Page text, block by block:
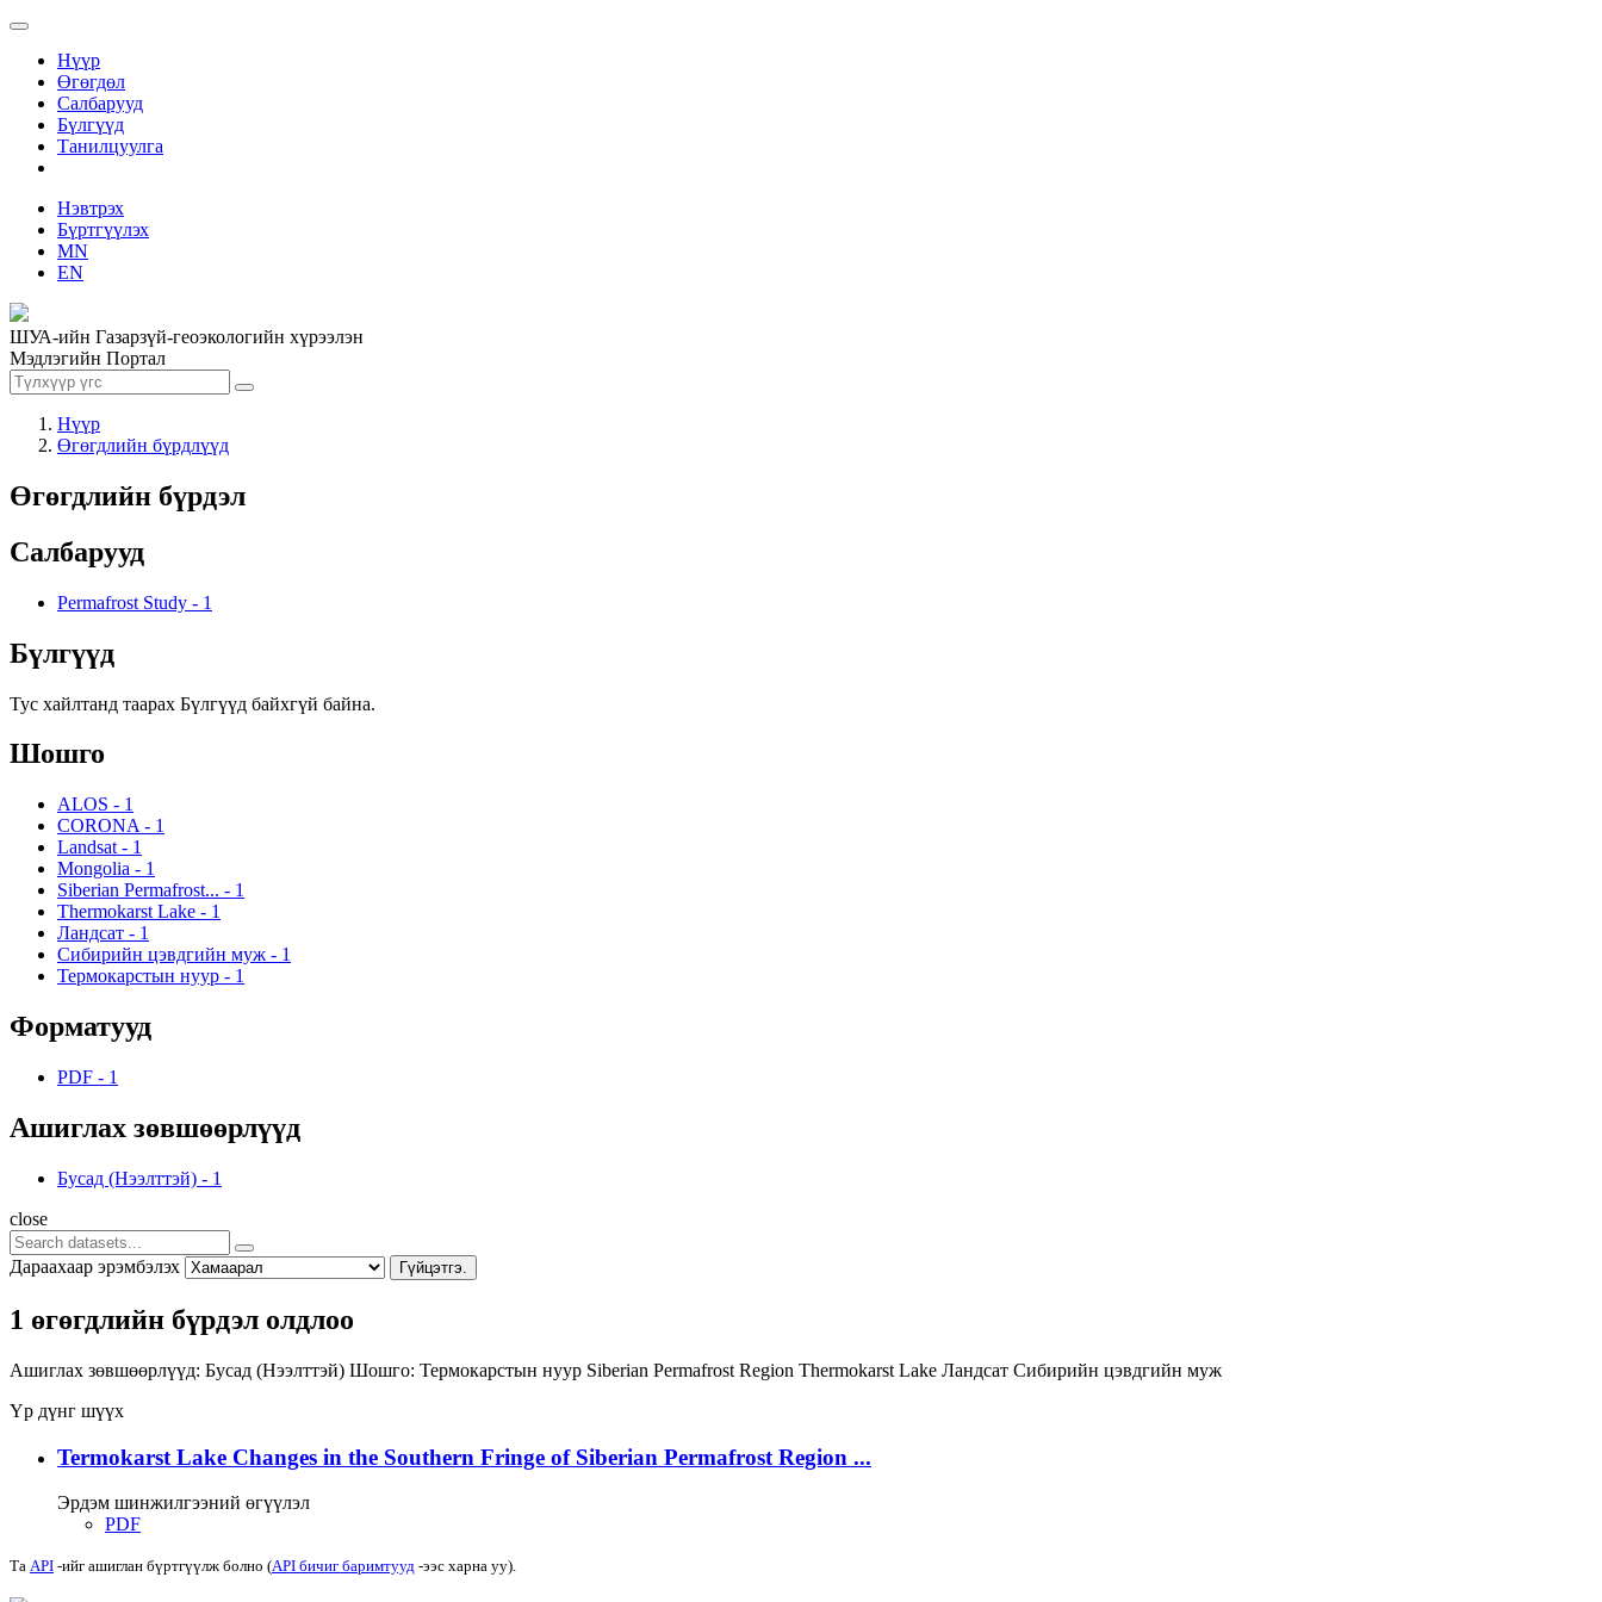
Нүүр
Өгөгдөл
Салбарууд
Бүлгүүд
Танилцуулга
Нэвтрэх
Бүртгүүлэх
MN
EN
ШУА-ийн Газарзүй-геоэкологийн хүрээлэн
Мэдлэгийн Портал
Нүүр
Өгөгдлийн бүрдлүүд
Өгөгдлийн бүрдэл
Салбарууд
Permafrost Study - 1
Бүлгүүд
Тус хайлтанд таарах Бүлгүүд байхгүй байна.
Шошго
ALOS - 1
CORONA - 1
Landsat - 1
Mongolia - 1
Siberian Permafrost... - 1
Thermokarst Lake - 1
Ландсат - 1
Сибирийн цэвдгийн муж - 1
Термокарстын нуур - 1
Форматууд
PDF - 1
Ашиглах зөвшөөрлүүд
Бусад (Нээлттэй) - 1
close
Дараахаар эрэмбэлэх Гүйцэтгэ.
1 өгөгдлийн бүрдэл олдлоо
Ашиглах зөвшөөрлүүд: Бусад (Нээлттэй) Шошго: Термокарстын нуур Siberian Permafrost Region Thermokarst Lake Ландсат Сибирийн цэвдгийн муж
Үр дүнг шүүх
Termokarst Lake Changes in the Southern Fringe of Siberian Permafrost Region ...
Эрдэм шинжилгээний өгүүлэл
PDF
Та API -ийг ашиглан бүртгүүлж болно (API бичиг баримтууд -ээс харна уу).